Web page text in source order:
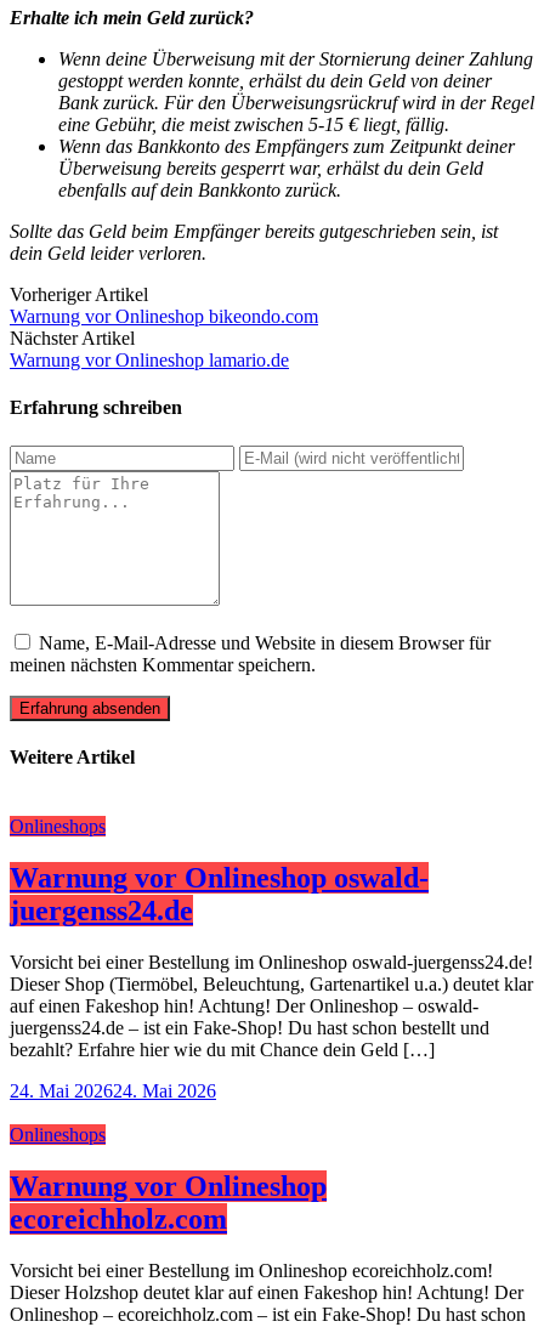
Erhalte ich mein Geld zurück?
Wenn deine Überweisung mit der Stornierung deiner Zahlung
gestoppt werden konnte, erhälst du dein Geld von deiner
Bank zurück. Für den Überweisungsrückruf wird in der Regel
eine Gebühr, die meist zwischen 5-15 € liegt, fällig.
Wenn das Bankkonto des Empfängers zum Zeitpunkt deiner
Überweisung bereits gesperrt war, erhälst du dein Geld
ebenfalls auf dein Bankkonto zurück.
Sollte das Geld beim Empfänger bereits gutgeschrieben sein, ist
dein Geld leider verloren.
Vorheriger Artikel
Warnung vor Onlineshop bikeondo.com
Nächster Artikel
Warnung vor Onlineshop lamario.de
Erfahrung schreiben
Name, E-Mail-Adresse und Website in diesem Browser für
meinen nächsten Kommentar speichern.
Erfahrung absenden
Weitere Artikel
Onlineshops
Warnung vor Onlineshop oswald-
juergenss24.de
Vorsicht bei einer Bestellung im Onlineshop oswald-juergenss24.de!
Dieser Shop (Tiermöbel, Beleuchtung, Gartenartikel u.a.) deutet klar
auf einen Fakeshop hin! Achtung! Der Onlineshop – oswald-
juergenss24.de – ist ein Fake-Shop! Du hast schon bestellt und
bezahlt? Erfahre hier wie du mit Chance dein Geld […]
24. Mai 202624. Mai 2026
Onlineshops
Warnung vor Onlineshop
ecoreichholz.com
Vorsicht bei einer Bestellung im Onlineshop ecoreichholz.com!
Dieser Holzshop deutet klar auf einen Fakeshop hin! Achtung! Der
Onlineshop – ecoreichholz.com – ist ein Fake-Shop! Du hast schon